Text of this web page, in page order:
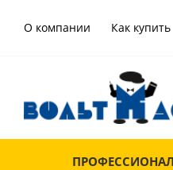
О компании Как купить